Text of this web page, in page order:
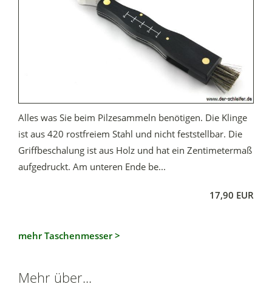
Alles was Sie beim Pilzesammeln benötigen. Die Klinge
ist aus 420 rostfreiem Stahl und nicht feststellbar. Die
Griffbeschalung ist aus Holz und hat ein Zentimetermaß
aufgedruckt. Am unteren Ende be...
17,90 EUR
mehr Taschenmesser >
Mehr über...